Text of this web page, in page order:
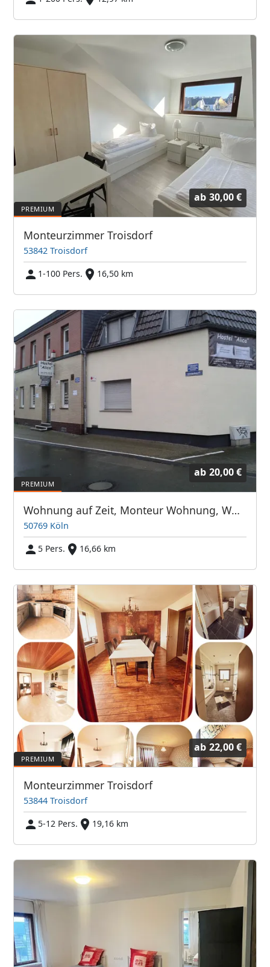
ab 30,00 €
Monteurzimmer Troisdorf
53842 Troisdorf
1-100 Pers.
16,50 km
ab 20,00 €
Wohnung auf Zeit, Monteur Wohnung, Wohnung Nr.2 für 5 Personen
50769 Köln
5 Pers.
16,66 km
ab 22,00 €
Monteurzimmer Troisdorf
53844 Troisdorf
5-12 Pers.
19,16 km